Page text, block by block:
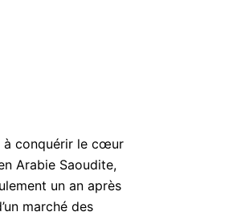
à conquérir le cœur
Arabie Saoudite,
un an après
marché des